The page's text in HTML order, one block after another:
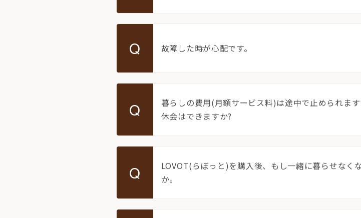
Q 故障した時が心配です。
Q
暮らしの費用(月額サービス料)は途中で止められま
休会はできますか?
Q
LOVOT(らぼっと)を購入後、もし一緒に暮らせなく
か。